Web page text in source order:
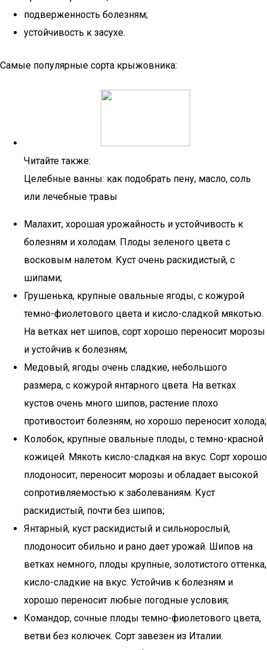
подверженность болезням;
устойчивость к засухе.
Самые популярные сорта крыжовника:
Читайте также:
Целебные ванны: как подобрать пену, масло, соль
или лечебные травы
Малахит, хорошая урожайность и устойчивость к
болезням и холодам. Плоды зеленого цвета с
восковым налетом. Куст очень раскидистый, с
шипами;
Грушенька, крупные овальные ягоды, с кожурой
темно-фиолетового цвета и кисло-сладкой мякотью.
На ветках нет шипов, сорт хорошо переносит морозы
и устойчив к болезням;
Медовый, ягоды очень сладкие, небольшого
размера, с кожурой янтарного цвета. На ветках
кустов очень много шипов, растение плохо
противостоит болезням, но хорошо переносит холода;
Колобок, крупные овальные плоды, с темно-красной
кожицей. Мякоть кисло-сладкая на вкус. Сорт хорошо
плодоносит, переносит морозы и обладает высокой
сопротивляемостью к заболеваниям. Куст
раскидистый, почти без шипов;
Янтарный, куст раскидистый и сильнорослый,
плодоносит обильно и рано дает урожай. Шипов на
ветках немного, плоды крупные, золотистого оттенка,
кисло-сладкие на вкус. Устойчив к болезням и
хорошо переносит любые погодные условия;
Командор, сочные плоды темно-фиолетового цвета,
ветви без колючек. Сорт завезен из Италии.